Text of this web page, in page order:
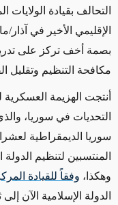
التحالف بقيادة
بصمة أخف تركز على
مكافحة التنظيم وتقليل
أنتجت الهزيمة العسكرية
التحديات في سوريا،
سوريا الديمقراطية
المنتسبين لتنظيم
وهكذا، وفقاً للقيادة
الدولة الإسلامية الآن